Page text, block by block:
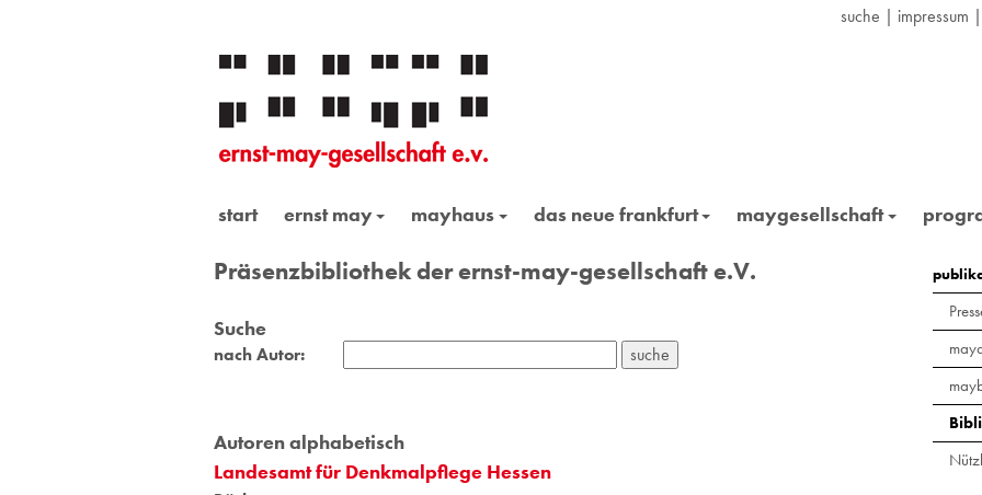
suche | impressum |
start ernst may mayhaus das neue frankfurt maygesellschaft
Präsenzbibliothek der ernst-may-gesellschaft e.V.
Suche
nach Autor:
Autoren alphabetisch
Landesamt für Denkmalpflege Hessen